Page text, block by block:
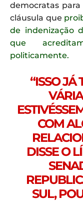
democratas
cláusula que
de indenização
que
politicamente.
“ISSO JÁ
COM
DISSE O
SUL,